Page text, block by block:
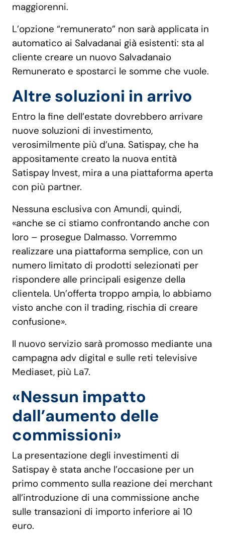
maggiorenni.
L’opzione “remunerato” non sarà applicata in
automatico ai Salvadanai già esistenti: sta al
cliente creare un nuovo Salvadanaio
Remunerato e spostarci le somme che vuole.
Altre soluzioni in arrivo
Entro la fine dell’estate dovrebbero arrivare
nuove soluzioni di investimento,
verosimilmente più d’una. Satispay, che ha
appositamente creato la nuova entità
Satispay Invest, mira a una piattaforma aperta
con più partner.
Nessuna esclusiva con Amundi, quindi,
«anche se ci stiamo confrontando anche con
loro – prosegue Dalmasso. Vorremmo
realizzare una piattaforma semplice, con un
numero limitato di prodotti selezionati per
rispondere alle principali esigenze della
clientela. Un’offerta troppo ampia, lo abbiamo
visto anche con il trading, rischia di creare
confusione».
Il nuovo servizio sarà promosso mediante una
campagna adv digital e sulle reti televisive
Mediaset, più La7.
«Nessun impatto
dall’aumento delle
commissioni»
La presentazione degli investimenti di
Satispay è stata anche l’occasione per un
primo commento sulla reazione dei merchant
all’introduzione di una commissione anche
sulle transazioni di importo inferiore ai 10
euro.